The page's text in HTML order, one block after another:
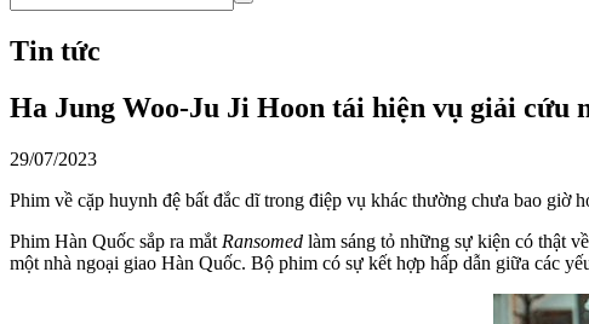
Tin tức
Ha Jung Woo-Ju Ji Hoon tái hiện vụ giải cứu
29/07/2023
Phim về cặp huynh đệ bất đắc dĩ trong điệp vụ khác thường chưa bao giờ
Phim Hàn Quốc sắp ra mắt Ransomed làm sáng tỏ những sự kiện có thật
một nhà ngoại giao Hàn Quốc. Bộ phim có sự kết hợp hấp dẫn giữa các